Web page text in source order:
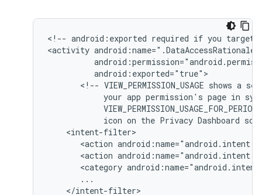
<!-- android:exported required if you target
<activity
<!-- VIEW_PERMISSION_USAGE shows a
your app permission's page in
VIEW_PERMISSION_USAGE_FOR_PERIOD
icon on the Privacy Dashboard
<action
<action
<category
</intent-filter>